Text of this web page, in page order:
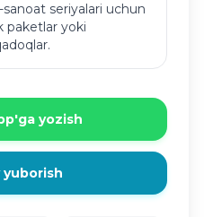
seriyalari uchun
paketlar yoki
yozish
yuborish